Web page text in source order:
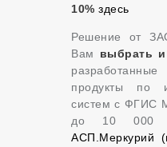
10% здесь
Решение от
Вам выбрать и
продукты по
систем с ФГИС
до 10 000
АСП.Меркурий